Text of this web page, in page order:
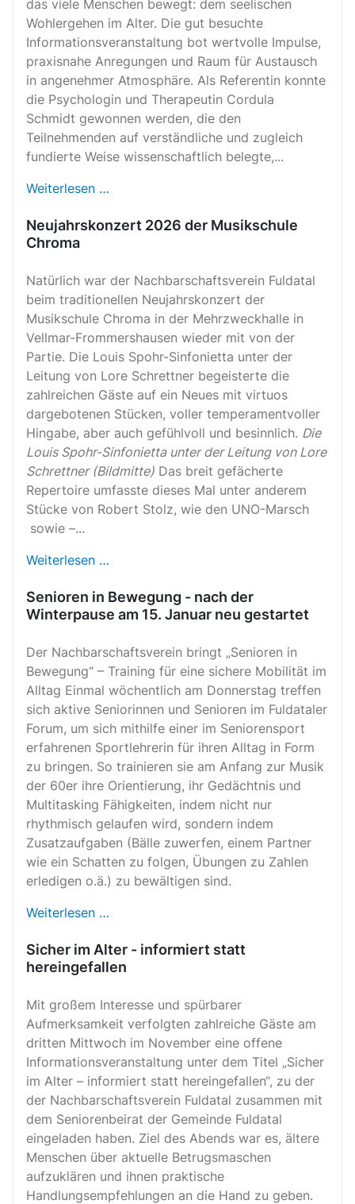
das viele Menschen bewegt: dem seelischen
Wohlergehen im Alter. Die gut besuchte
Informationsveranstaltung bot wertvolle Impulse,
praxisnahe Anregungen und Raum für Austausch
in angenehmer Atmosphäre. Als Referentin konnte
die Psychologin und Therapeutin Cordula
Schmidt gewonnen werden, die den
Teilnehmenden auf verständliche und zugleich
fundierte Weise wissenschaftlich belegte,...
Weiterlesen …
Neujahrskonzert 2026 der Musikschule
Chroma
Natürlich war der Nachbarschaftsverein Fuldatal
beim traditionellen Neujahrskonzert der
Musikschule Chroma in der Mehrzweckhalle in
Vellmar-Frommershausen wieder mit von der
Partie. Die Louis Spohr-Sinfonietta unter der
Leitung von Lore Schrettner begeisterte die
zahlreichen Gäste auf ein Neues mit virtuos
dargebotenen Stücken, voller temperamentvoller
Hingabe, aber auch gefühlvoll und besinnlich. Die
Louis Spohr-Sinfonietta unter der Leitung von Lore
Schrettner (Bildmitte) Das breit gefächerte
Repertoire umfasste dieses Mal unter anderem
Stücke von Robert Stolz, wie den UNO-Marsch
sowie –...
Weiterlesen …
Senioren in Bewegung - nach der
Winterpause am 15. Januar neu gestartet
Der Nachbarschaftsverein bringt „Senioren in
Bewegung“ – Training für eine sichere Mobilität im
Alltag Einmal wöchentlich am Donnerstag treffen
sich aktive Seniorinnen und Senioren im Fuldataler
Forum, um sich mithilfe einer im Seniorensport
erfahrenen Sportlehrerin für ihren Alltag in Form
zu bringen. So trainieren sie am Anfang zur Musik
der 60er ihre Orientierung, ihr Gedächtnis und
Multitasking Fähigkeiten, indem nicht nur
rhythmisch gelaufen wird, sondern indem
Zusatzaufgaben (Bälle zuwerfen, einem Partner
wie ein Schatten zu folgen, Übungen zu Zahlen
erledigen o.ä.) zu bewältigen sind.
Weiterlesen …
Sicher im Alter - informiert statt
hereingefallen
Mit großem Interesse und spürbarer
Aufmerksamkeit verfolgten zahlreiche Gäste am
dritten Mittwoch im November eine offene
Informationsveranstaltung unter dem Titel „Sicher
im Alter – informiert statt hereingefallen“, zu der
der Nachbarschaftsverein Fuldatal zusammen mit
dem Seniorenbeirat der Gemeinde Fuldatal
eingeladen haben. Ziel des Abends war es, ältere
Menschen über aktuelle Betrugsmaschen
aufzuklären und ihnen praktische
Handlungsempfehlungen an die Hand zu geben.